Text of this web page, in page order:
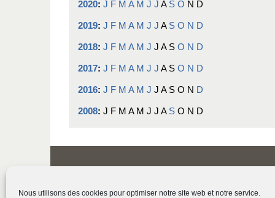
Nous utilisons des cookies pour optimiser notre site web et notre service.
2020: J F M A M J J A S O N D
2019: J F M A M J J A S O N D
2018: J F M A M J J A S O N D
2017: J F M A M J J A S O N D
2016: J F M A M J J A S O N D
2008: J F M A M J J A S O N D